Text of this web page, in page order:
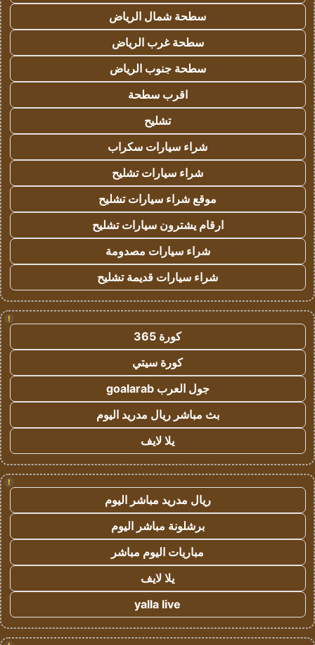
سطحة شمال الرياض
سطحة غرب الرياض
سطحة جنوب الرياض
اقرب سطحة
تشليح
شراء سيارات سكراب
شراء سيارات تشليح
موقع شراء سيارات تشليح
ارقام يشترون سيارات تشليح
شراء سيارات مصدومة
شراء سيارات قديمة تشليح
!
كورة 365
كورة سيتي
جول العرب goalarab
بث مباشر ريال مدريد اليوم
يلا لايف
!
ريال مدريد مباشر اليوم
برشلونة مباشر اليوم
مباريات اليوم مباشر
يلا لايف
yalla live